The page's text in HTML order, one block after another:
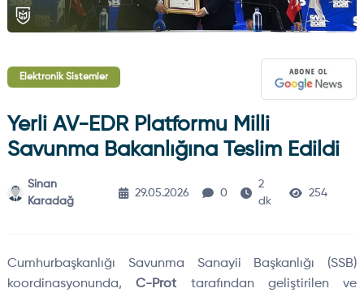
Elektronik Sistemler
Yerli AV-EDR Platformu Milli
Savunma Bakanlığına Teslim Edildi
Sinan
Karadağ
29.05.2026 0
2
dk
254
Cumhurbaşkanlığı Savunma Sanayii Başkanlığı (SSB)
koordinasyonunda,C-Prot tarafından geliştirilen ve